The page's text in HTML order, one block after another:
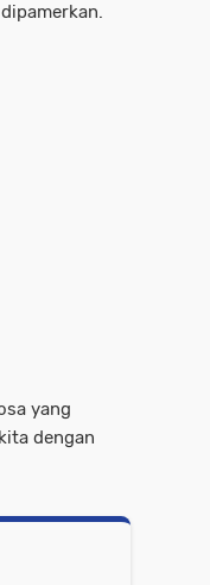
yang
dengan